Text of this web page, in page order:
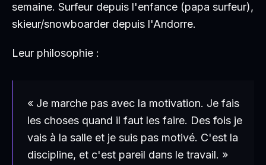
semaine. Surfeur depuis l'enfance (papa surfeur),
skieur/snowboarder depuis l'Andorre.
Leur philosophie :
« Je marche pas avec la motivation. Je fais
les choses quand il faut les faire. Des fois je
vais à la salle et je suis pas motivé. C'est la
discipline, et c'est pareil dans le travail. »